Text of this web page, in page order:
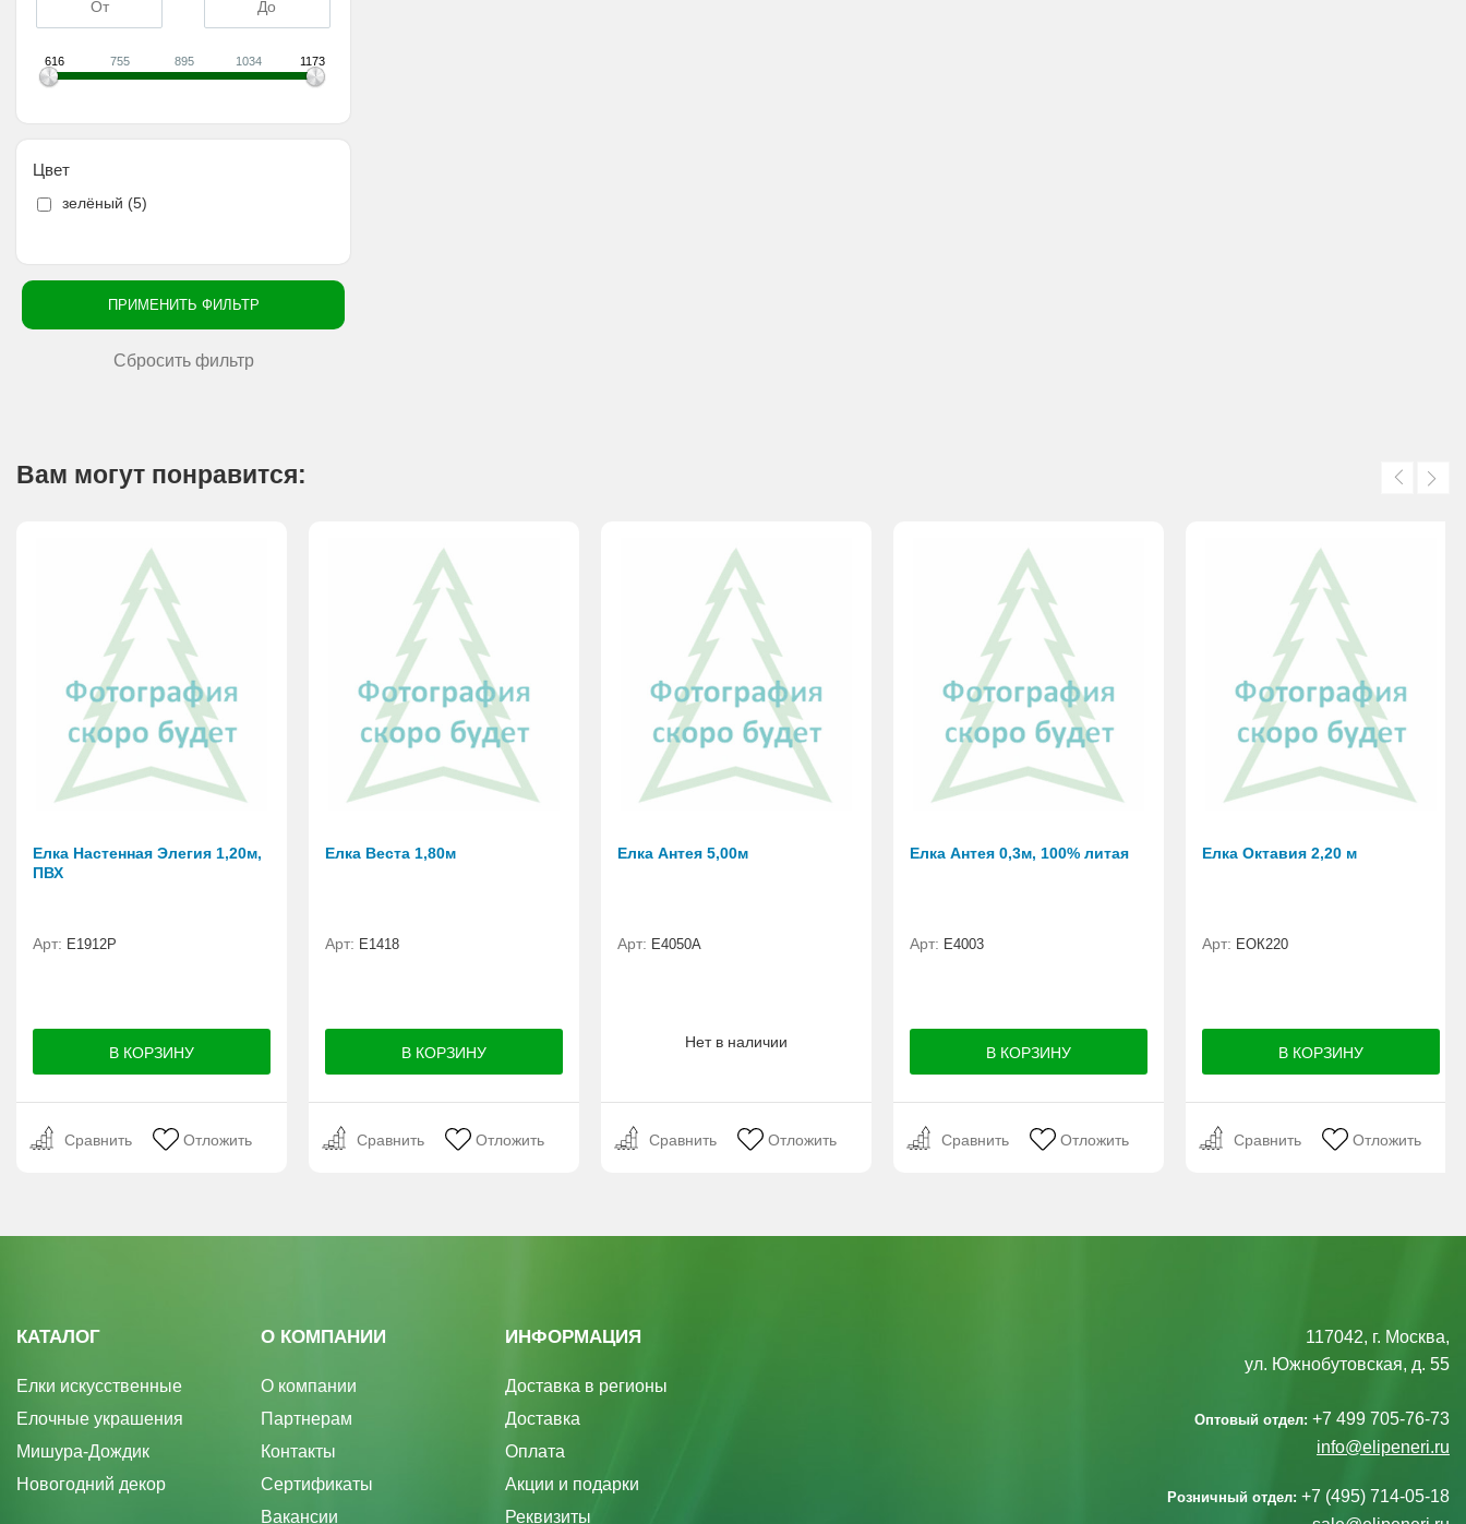
616 755 895 1034 1173
Цвет
зелёный (5)
Вам могут понравится:
Елка Настенная Элегия 1,20м,
ПВХ
Арт: E1912Р
Сравнить Отложить
Елка Веста 1,80м
Арт: E1418
Сравнить Отложить
Елка Антея 5,00м
Арт: E4050A
Нет в наличии
Сравнить Отложить
Елка Антея 0,3м, 100% литая
Арт: E4003
Сравнить Отложить
Елка Октавия 2,20 м
Арт: EОК220
Сравнить Отложить
КАТАЛОГ
Елки искусственные
Елочные украшения
Мишура-Дождик
Новогодний декор
О КОМПАНИИ
О компании
Партнерам
Контакты
Сертификаты
Вакансии
ИНФОРМАЦИЯ
Доставка в регионы
Доставка
Оплата
Акции и подарки
Реквизиты
117042, г. Москва,
ул. Южнобутовская, д. 55
Оптовый отдел: +7 499 705-76-73
info@elipeneri.ru
Розничный отдел: +7 (495) 714-05-18